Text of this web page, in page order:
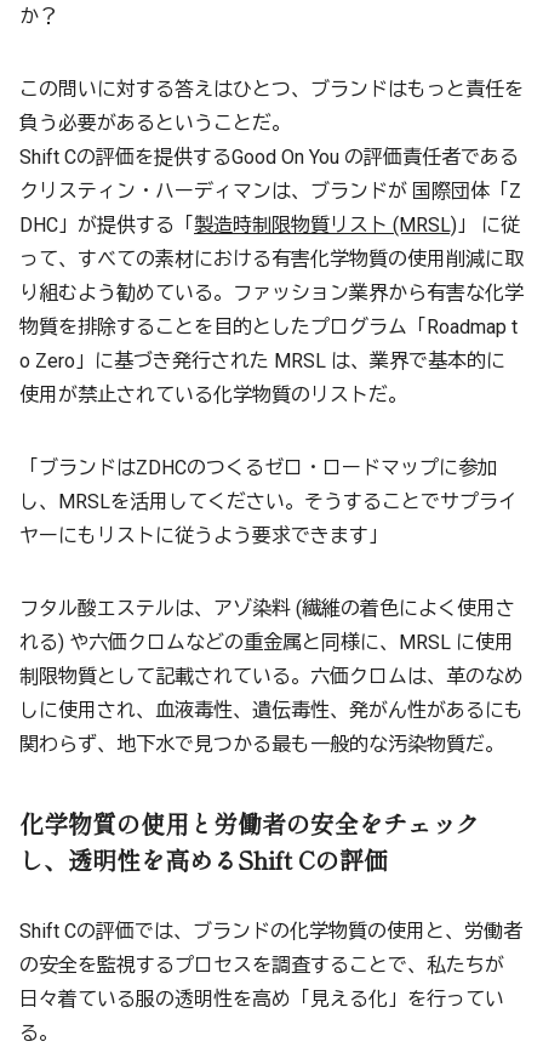
か？
この問いに対する答えはひとつ、ブランドはもっと責任を
負う必要があるということだ。
Shift Cの評価を提供するGood On You の評価責任者である
クリスティン・ハーディマンは、ブランドが 国際団体「Z
DHC」が提供する「 製造時制限物質リスト (MRSL)」 に従
って、すべての素材における有害化学物質の使用削減に取
り組むよう勧めている。ファッション業界から有害な化学
物質を排除することを目的としたプログラム「Roadmap t
o Zero」に基づき発行された MRSL は、業界で基本的に
使用が禁止されている化学物質のリストだ。
「ブランドはZDHCのつくるゼロ・ロードマップに参加
し、MRSLを活用してください。そうすることでサプライ
ヤーにもリストに従うよう要求できます」
フタル酸エステルは、アゾ染料 (繊維の着色によく使用さ
れる) や六価クロムなどの重金属と同様に、MRSL に使用
制限物質として記載されている。六価クロムは、革のなめ
しに使用され、血液毒性、遺伝毒性、発がん性があるにも
関わらず、地下水で見つかる最も一般的な汚染物質だ。
化学物質の使用と労働者の安全をチェック
し、透明性を高めるShift Cの評価
Shift Cの評価では、ブランドの化学物質の使用と、労働者
の安全を監視するプロセスを調査することで、私たちが
日々着ている服の透明性を高め「見える化」を行ってい
る。